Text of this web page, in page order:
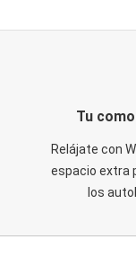
Tu
Relájate con
espacio extra
los